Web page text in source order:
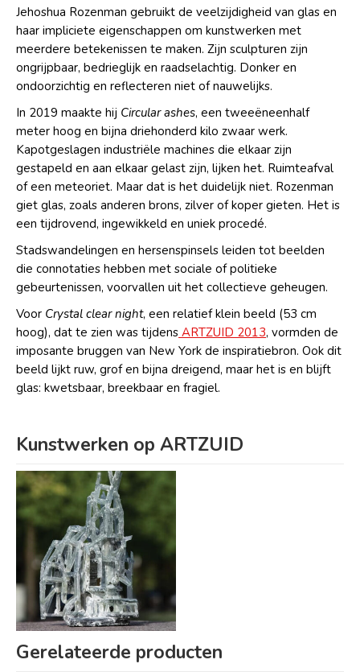
Jehoshua Rozenman gebruikt de veelzijdigheid van glas en
haar impliciete eigenschappen om kunstwerken met
meerdere betekenissen te maken. Zijn sculpturen zijn
ongrijpbaar, bedrieglijk en raadselachtig. Donker en
ondoorzichtig en reflecteren niet of nauwelijks.
In 2019 maakte hij Circular ashes, een tweeëneenhalf
meter hoog en bijna driehonderd kilo zwaar werk.
Kapotgeslagen industriële machines die elkaar zijn
gestapeld en aan elkaar gelast zijn, lijken het. Ruimteafval
of een meteoriet. Maar dat is het duidelijk niet. Rozenman
giet glas, zoals anderen brons, zilver of koper gieten. Het is
een tijdrovend, ingewikkeld en uniek procedé.
Stadswandelingen en hersenspinsels leiden tot beelden
die connotaties hebben met sociale of politieke
gebeurtenissen, voorvallen uit het collectieve geheugen.
Voor Crystal clear night, een relatief klein beeld (53 cm
hoog), dat te zien was tijdens ARTZUID 2013, vormden de
imposante bruggen van New York de inspiratiebron. Ook dit
beeld lijkt ruw, grof en bijna dreigend, maar het is en blijft
glas: kwetsbaar, breekbaar en fragiel.
Kunstwerken op ARTZUID
Gerelateerde producten